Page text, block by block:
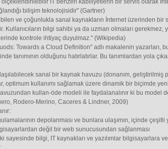
IT benzeri kabiliyetlerin bir servis olarak
bilişim teknolojisidir" (Gartner)
ve çoğunlukla sanal kaynakların İnternet üzerinden bir
Kullanıcıların bilgi sahibi ya da uzman olmaları gerekmez,
kontrole ihtiyaç duyulmaz." (Wikipedia)
Towards a Cloud Definition" adlı makalenin yazarları,
tanımının olduğunu hatırlatırlar. Bu tanımlardan yola
sanal bir kaynak havuzu (donanım, geliştirilmiş
optimum kullanımı sağlamak üzere dinamik bir biçimde
kullan-öde modeli ile faydalanalınır ki bu model
Rodero-Merino, Caceres & Lindner, 2009)
depolanması ve bunlara ulaşımın, içinde çeşitli
değil bir web sunucusundan sağlanması
sayesinde bilgi, IT kaynakları ve yazılımlar bilgisayarlara